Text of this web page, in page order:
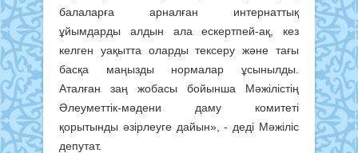
балаларға арналған интернаттық
ұйымдарды алдын ала ескертпей-ақ, кез
келген уақытта оларды тексеру және тағы
басқа маңызды нормалар ұсынылды.
Аталған заң жобасы бойынша Мәжілістің
Әлеуметтік-мәдени даму комитеті
қорытынды әзірлеуге дайын», - деді Мәжіліс
депутат.